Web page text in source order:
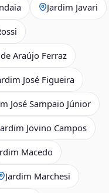
Jardim Javari
Araújo Ferraz
José Figueira
José Sampaio Júnior
Jovino Campos
Macedo
Jardim Marchesi